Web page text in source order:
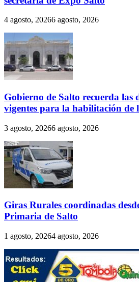
4 agosto, 20266 agosto, 2026
Gobierno de Salto recuerda las
vigentes para la habilitación de
3 agosto, 20266 agosto, 2026
Giras Rurales coordinadas
Primaria de Salto
1 agosto, 20264 agosto, 2026